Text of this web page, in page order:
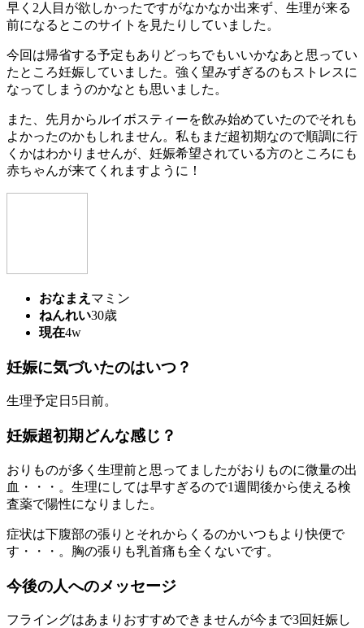
早く2人目が欲しかったですがなかなか出来ず、生理が来る
前になるとこのサイトを見たりしていました。
今回は帰省する予定もありどっちでもいいかなあと思ってい
たところ妊娠していました。強く望みずぎるのもストレスに
なってしまうのかなとも思いました。
また、先月からルイボスティーを飲み始めていたのでそれも
よかったのかもしれません。私もまだ超初期なので順調に行
くかはわかりませんが、妊娠希望されている方のところにも
赤ちゃんが来てくれますように！
おなまえ マミン
ねんれい30歳
現在4w
妊娠に気づいたのはいつ？
生理予定日5日前。
妊娠超初期どんな感じ？
おりものが多く生理前と思ってましたがおりものに微量の出
血・・・。生理にしては早すぎるので1週間後から使える検
査薬で陽性になりました。
症状は下腹部の張りとそれからくるのかいつもより快便で
す・・・。胸の張りも乳首痛も全くないです。
今後の人へのメッセージ
フライングはあまりおすすめできませんが今まで3回妊娠し